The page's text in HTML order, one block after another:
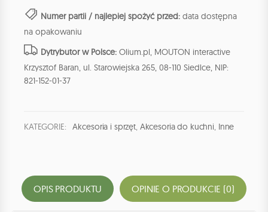
Numer partii / najlepiej spożyć przed: data dostępna
na opakowaniu
Dytrybutor w Polsce: Olium.pl, MOUTON interactive
Krzysztof Baran, ul. Starowiejska 265, 08-110 Siedlce, NIP:
821-152-01-37
KATEGORIE: Akcesoria i sprzęt, Akcesoria do kuchni, Inne
OPIS PRODUKTU OPINIE O PRODUKCIE (0)